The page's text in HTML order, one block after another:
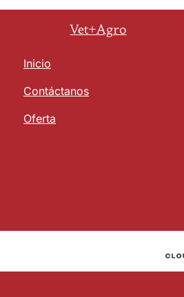
Vet+Agro
Inicio
Contáctanos
Oferta